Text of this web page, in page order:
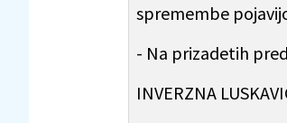
spremembe
- Na prizadetih
INVERZNA